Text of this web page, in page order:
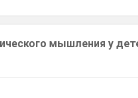
мышления у